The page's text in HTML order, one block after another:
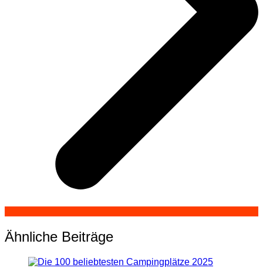
Ähnliche Beiträge